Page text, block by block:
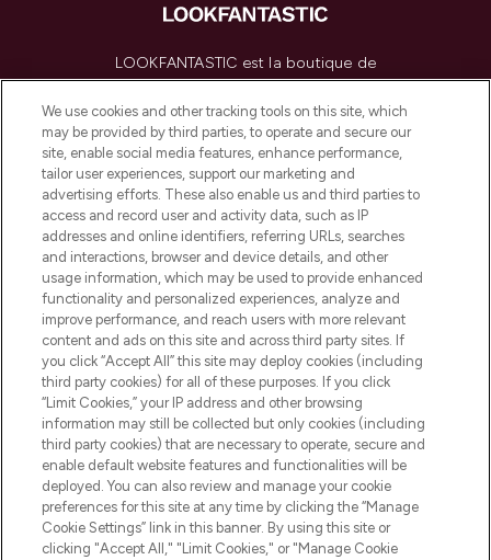
LOOKFANTASTIC est la boutique de
beauté incontournable en Europe,
proposant les meilleurs produits de soins
de la peau, des cheveux et de maquillage
de plus de 200 marques prestigieuses.
Faites vos achats en ligne ou via
l’application, avec la livraison offerte dès
55€ d'achat.
Consentement aux cookies
Do Not Sell or Share My Personal
Information
AIDE ET INFORMATIONS
INFORMATIONS GÉNÉRALES
À PROPOS DE LOOKFANTASTIC
We use cookies and other tracking tools on this site, which
may be provided by third parties, to operate and secure our
site, enable social media features, enhance performance,
tailor user experiences, support our marketing and
advertising efforts. These also enable us and third parties to
access and record user and activity data, such as IP
addresses and online identifiers, referring URLs, searches
and interactions, browser and device details, and other
usage information, which may be used to provide enhanced
functionality and personalized experiences, analyze and
improve performance, and reach users with more relevant
content and ads on this site and across third party sites. If
you click “Accept All” this site may deploy cookies (including
third party cookies) for all of these purposes. If you click
“Limit Cookies,” your IP address and other browsing
information may still be collected but only cookies (including
third party cookies) that are necessary to operate, secure and
enable default website features and functionalities will be
deployed. You can also review and manage your cookie
preferences for this site at any time by clicking the “Manage
Cookie Settings” link in this banner. By using this site or
clicking "Accept All," "Limit Cookies," or "Manage Cookie